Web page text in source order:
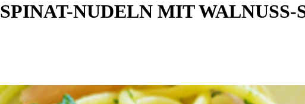
SPINAT-NUDELN MIT WALNUSS-